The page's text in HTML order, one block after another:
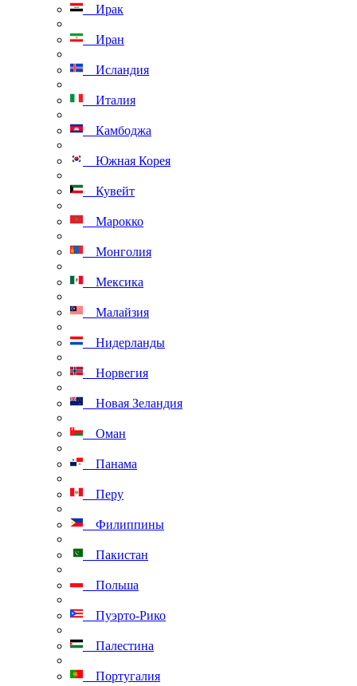
Ирак
Иран
Исландия
Италия
Камбоджа
Южная Корея
Кувейт
Марокко
Монголия
Мексика
Малайзия
Нидерланды
Норвегия
Новая Зеландия
Оман
Панама
Перу
Филиппины
Пакистан
Польша
Пуэрто-Рико
Палестина
Португалия